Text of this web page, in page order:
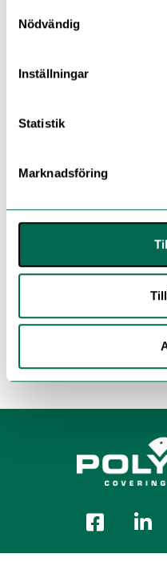
Nödvändig
Inställningar
Statistik
Marknadsföring